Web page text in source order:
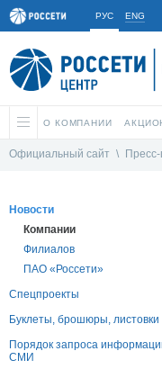
РУС ENG
О КОМПАНИИ
Официальный сайт \
Новости
Компании
Филиалов
ПАО «Россети»
Спецпроекты
Буклеты, брошюры, листовки
Порядок запроса
СМИ